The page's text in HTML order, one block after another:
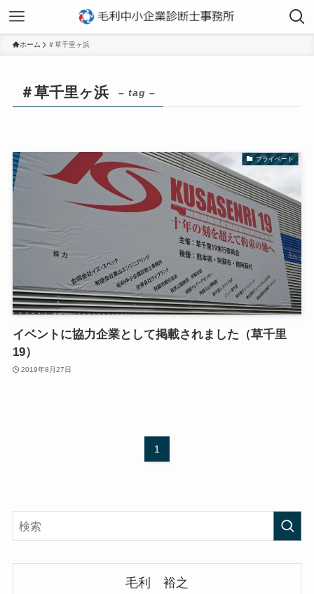
ホーム ＃草千里ヶ浜
＃草千里ヶ浜 – tag –
プライベート
イベントに協力企業として掲載されました（草千里
19）
2019年8月27日
1
毛利 裕之